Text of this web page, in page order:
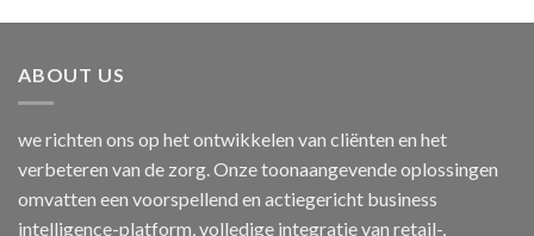
ABOUT US
we richten ons op het ontwikkelen van cliënten en het
verbeteren van de zorg. Onze toonaangevende oplossingen
omvatten een voorspellend en actiegericht business
intelligence-platform, volledige integratie van retail-,